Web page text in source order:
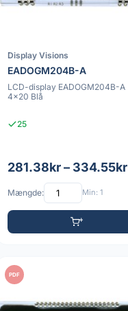
Display Visions
EADOGM204B-A
LCD-display EADOGM204B-A
4x20 Blå
25
281.38kr – 334.55kr
Mængde: Min: 1
PDF